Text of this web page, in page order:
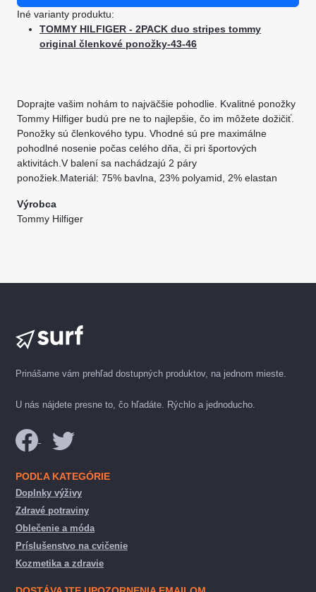
Iné varianty produktu:
TOMMY HILFIGER - 2PACK duo stripes tommy
original členkové ponožky-43-46
Doprajte vašim nohám to najväčšie pohodlie. Kvalitné ponožky
Tommy Hilfiger budú pre ne to najlepšie, čo im môžete dožičiť.
Ponožky sú členkového typu. Vhodné sú pre maximálne
pohodlné nosenie počas celého dňa, či pri športových
aktivitách.V balení sa nachádzajú 2 páry
ponožiek.Materiál: 75% bavlna, 23% polyamid, 2% elastan
Výrobca
Tommy Hilfiger
Prinášame vám prehľad dostupných produktov, na jednom mieste.
U nás nájdete presne to, čo hľadáte. Rýchlo a jednoducho.
PODĽA KATEGÓRIE
Doplnky výživy
Zdravé potraviny
Oblečenie a móda
Príslušenstvo na cvičenie
Kozmetika a zdravie